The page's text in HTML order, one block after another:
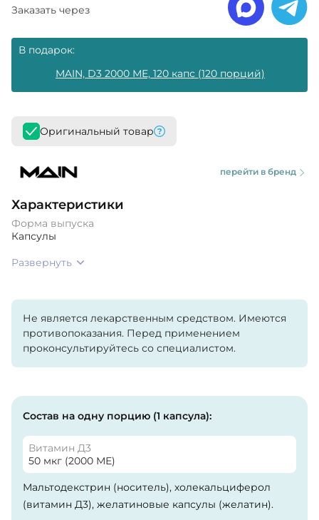
Заказать через
В подарок:
MAIN, D3 2000 МЕ, 120 капс (120 порций)
Оригинальный товар
перейти в бренд
Характеристики
Форма выпуска
Капсулы
Развернуть
Не является лекарственным средством. Имеются
противопоказания. Перед применением
проконсультируйтесь со специалистом.
Состав на одну порцию (1 капсула):
Витамин Д3
50 мкг (2000 МЕ)
Мальтодекстрин (носитель), холекальциферол
(витамин Д3), желатиновые капсулы (желатин).